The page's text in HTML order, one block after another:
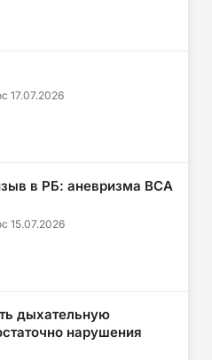
17.07.2026
в РБ: аневризма ВСА
15.07.2026
дыхательную
нарушения